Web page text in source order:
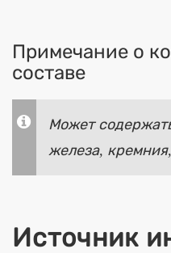
Примечание о
составе
Может
железа,
Источник